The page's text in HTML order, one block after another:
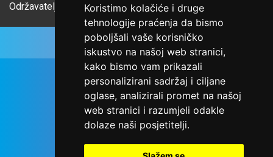
Koristimo kolačiće i druge
tehnologije praćenja da bismo
poboljšali vaše korisničko
iskustvo na našoj web stranici,
kako bismo vam prikazali
personalizirani sadržaj i ciljane
oglase, analizirali promet na našoj
web stranici i razumjeli odakle
dolaze naši posjetitelji.
Održavatelj Netcom d.o.o., Riva 6, Rijeka